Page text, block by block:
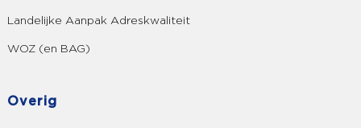
Landelijke Aanpak Adreskwaliteit
WOZ (en BAG)
Overig